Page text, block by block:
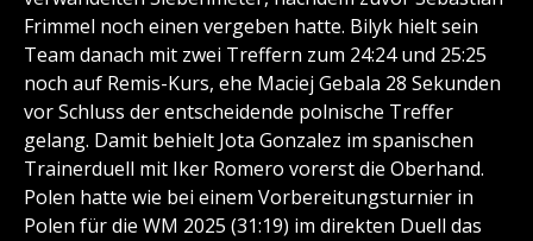
Frimmel noch einen vergeben hatte. Bilyk hielt sein
Team danach mit zwei Treffern zum 24:24 und 25:25
noch auf Remis-Kurs, ehe Maciej Gebala 28 Sekunden
vor Schluss der entscheidende polnische Treffer
gelang. Damit behielt Jota Gonzalez im spanischen
Trainerduell mit Iker Romero vorerst die Oberhand.
Polen hatte wie bei einem Vorbereitungsturnier in
Polen für die WM 2025 (31:19) im direkten Duell das